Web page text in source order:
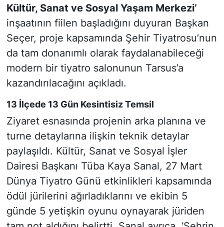
Kültür, Sanat ve Sosyal Yaşam Merkezi’
inşaatının fiilen başladığını duyuran Başkan
Seçer, proje kapsamında Şehir Tiyatrosu’nun
da tam donanımlı olarak faydalanabileceği
modern bir tiyatro salonunun Tarsus’a
kazandırılacağını açıkladı.
13 İlçede 13 Gün Kesintisiz Temsil
Ziyaret esnasında projenin arka planına ve
turne detaylarına ilişkin teknik detaylar
paylaşıldı. Kültür, Sanat ve Sosyal İşler
Dairesi Başkanı Tüba Kaya Sanal, 27 Mart
Dünya Tiyatro Günü etkinlikleri kapsamında
ödül jürilerini ağırladıklarını ve ekibin 5
günde 5 yetişkin oyunu oynayarak jüriden